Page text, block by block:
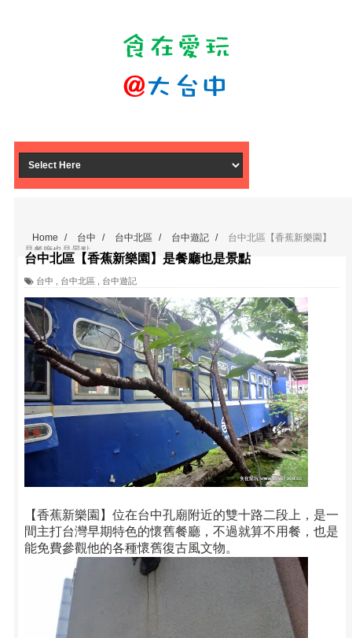
Home / 台中 / 台中北區 / 台中遊記 /
台中北區【香蕉新樂園】
是餐廳也是景點
台中北區【香蕉新樂園】是餐廳也是景點
台中 台中北區 台中遊記
【香蕉新樂園】位在台中孔廟附近的雙十路二段上，是一
間主打台灣早期特色的懷舊餐廳，不過就算不用餐，也是
能免費參觀他的各種懷舊復古風文物。